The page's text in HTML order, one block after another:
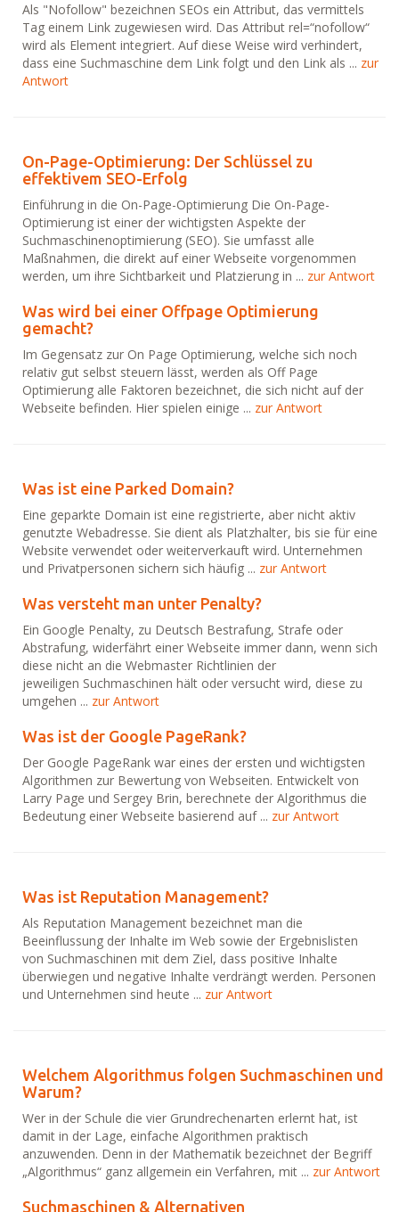
Als "Nofollow" bezeichnen SEOs ein Attribut, das vermittels
Tag einem Link zugewiesen wird. Das Attribut rel=“nofollow“
wird als Element integriert. Auf diese Weise wird verhindert,
dass eine Suchmaschine dem Link folgt und den Link als ... zur
Antwort
On-Page-Optimierung: Der Schlüssel zu
effektivem SEO-Erfolg
Einführung in die On-Page-Optimierung Die On-Page-
Optimierung ist einer der wichtigsten Aspekte der
Suchmaschinenoptimierung (SEO). Sie umfasst alle
Maßnahmen, die direkt auf einer Webseite vorgenommen
werden, um ihre Sichtbarkeit und Platzierung in ... zur Antwort
Was wird bei einer Offpage Optimierung
gemacht?
Im Gegensatz zur On Page Optimierung, welche sich noch
relativ gut selbst steuern lässt, werden als Off Page
Optimierung alle Faktoren bezeichnet, die sich nicht auf der
Webseite befinden. Hier spielen einige ... zur Antwort
Was ist eine Parked Domain?
Eine geparkte Domain ist eine registrierte, aber nicht aktiv
genutzte Webadresse. Sie dient als Platzhalter, bis sie für eine
Website verwendet oder weiterverkauft wird. Unternehmen
und Privatpersonen sichern sich häufig ... zur Antwort
Was versteht man unter Penalty?
Ein Google Penalty, zu Deutsch Bestrafung, Strafe oder
Abstrafung, widerfährt einer Webseite immer dann, wenn sich
diese nicht an die Webmaster Richtlinien der
jeweiligen Suchmaschinen hält oder versucht wird, diese zu
umgehen ... zur Antwort
Was ist der Google PageRank?
Der Google PageRank war eines der ersten und wichtigsten
Algorithmen zur Bewertung von Webseiten. Entwickelt von
Larry Page und Sergey Brin, berechnete der Algorithmus die
Bedeutung einer Webseite basierend auf ... zur Antwort
Was ist Reputation Management?
Als Reputation Management bezeichnet man die
Beeinflussung der Inhalte im Web sowie der Ergebnislisten
von Suchmaschinen mit dem Ziel, dass positive Inhalte
überwiegen und negative Inhalte verdrängt werden. Personen
und Unternehmen sind heute ... zur Antwort
Welchem Algorithmus folgen Suchmaschinen und
Warum?
Wer in der Schule die vier Grundrechenarten erlernt hat, ist
damit in der Lage, einfache Algorithmen praktisch
anzuwenden. Denn in der Mathematik bezeichnet der Begriff
„Algorithmus“ ganz allgemein ein Verfahren, mit ... zur Antwort
Suchmaschinen & Alternativen